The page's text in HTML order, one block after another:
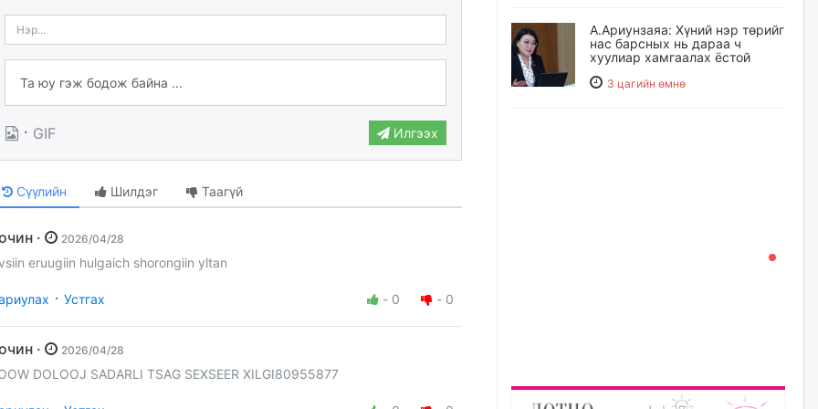
· GIF Илгээх
Сүүлийн Шилдэг Таагүй
Зочин · 2026/04/28
eruugiin hulgaich shorongiin yltan
· Устгах - 0 - 0
Зочин · 2026/04/28
DOLOOJ SADARLI TSAG SEXSEER XILGI80955877
А.Ариунзаяа: Хүний нэр төрийг
нас барсных нь дараа ч
хуулиар хамгаалах ёстой
3 цагийн өмнө
газраас нь л авч байна. Үнэ
тарифаас илүү хангамж дээр